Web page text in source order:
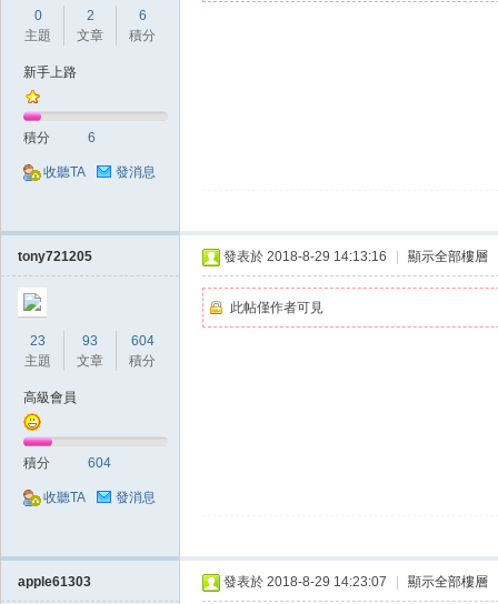
0
主題
2
文章
6
積分
新手上路
積分 6
收聽TA 發消息
tony721205
23
主題
93
文章
604
積分
高級會員
積分 604
收聽TA 發消息
發表於 2018-8-29 14:13:16 顯示全部樓層
此帖僅作者可見
apple61303 發表於 2018-8-29 14:23:07 顯示全部樓層